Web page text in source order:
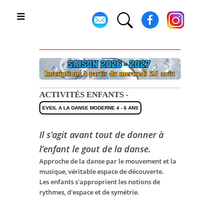
ACTIVITÉS ENFANTS -
EVEIL A LA DANSE MODERNE 4 - 6 ANS
Il s’agit avant tout de donner à
l’enfant le gout de la danse.
Approche de la danse par le mouvement et la
musique, véritable espace de découverte.
Les enfants s'approprient les notions de
rythmes, d'espace et de symétrie.